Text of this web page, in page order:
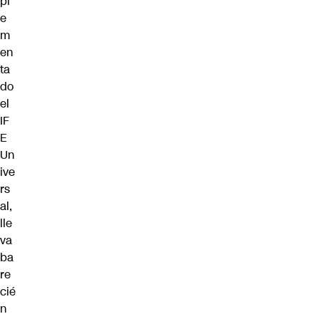
e
m
en
ta
do
el
IF
E
Un
ive
rs
al,
lle
va
ba
re
cié
n